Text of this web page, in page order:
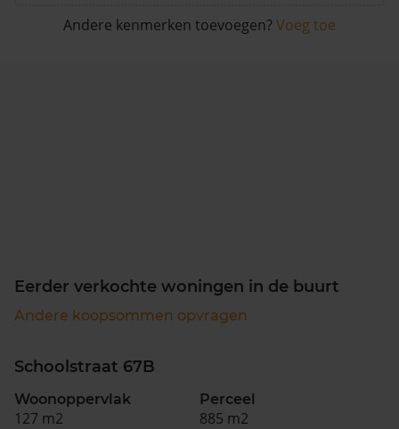
Andere kenmerken toevoegen? Voeg toe
Eerder verkochte woningen in de buurt
Andere koopsommen opvragen
Schoolstraat 67B
Woonoppervlak
127 m2
Perceel
885 m2